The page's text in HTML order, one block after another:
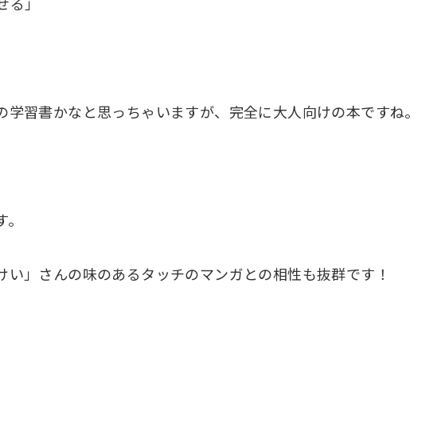
習書かなと思っちゃいますが、完全に大人向けの本ですね。
い」さんの味のあるタッチのマンガとの相性も抜群です！